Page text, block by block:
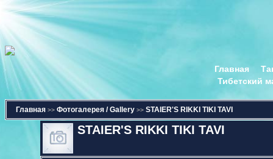
Главная
Тибетский
Главная >> Фотогалерея / Gallery >> STAIER'S RIKKI TIKI TAVI
STAIER'S RIKKI TIKI TAVI